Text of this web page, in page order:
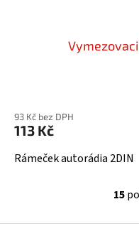
93 Kč bez DPH
113 Kč
Rámeček autorádia 2DIN
15